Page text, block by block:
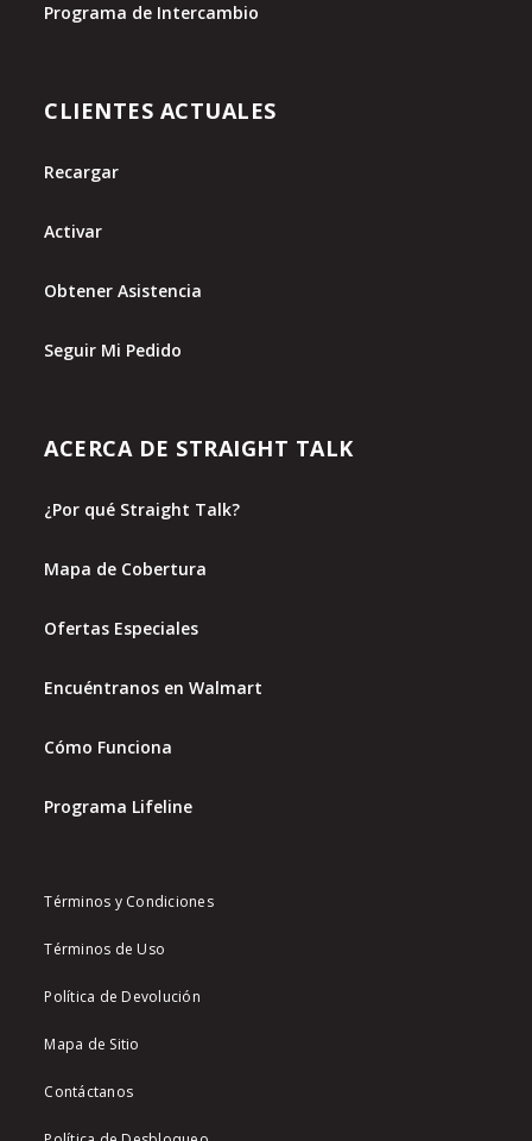
Programa de Intercambio
CLIENTES ACTUALES
Recargar
Activar
Obtener Asistencia
Seguir Mi Pedido
ACERCA DE STRAIGHT TALK
¿Por qué Straight Talk?
Mapa de Cobertura
Ofertas Especiales
Encuéntranos en Walmart
Cómo Funciona
Programa Lifeline
Términos y Condiciones
Términos de Uso
Política de Devolución
Mapa de Sitio
Contáctanos